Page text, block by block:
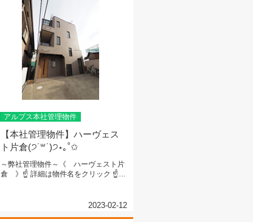
アルプス本社管理物件
【本社管理物件】ハーヴェス
ト片倉(੭˙꒳​˙)੭⋆｡˚✩
～弊社管理物件～《 ハーヴェスト片
倉 》☝ 詳細は物件名をクリック ☝ブ
2023-02-12